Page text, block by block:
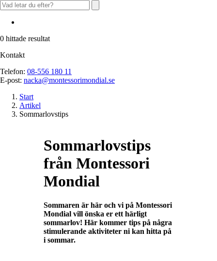
0 hittade resultat
Kontakt
Telefon: 08-556 180 11
E-post: nacka@montessorimondial.se
Start
Artikel
Sommarlovstips
Sommarlovstips
från Montessori
Mondial
Sommaren är här och vi på Montessori
Mondial vill önska er ett härligt
sommarlov! Här kommer tips på några
stimulerande aktiviteter ni kan hitta på
i sommar.